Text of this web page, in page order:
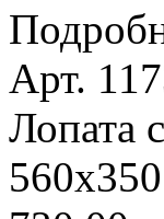
Арт.
Лопата